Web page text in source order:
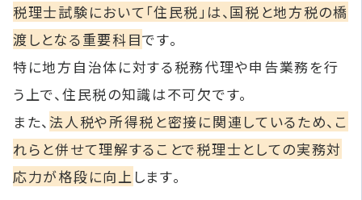
税理士試験において「住民税」は、国税と地方税の橋
渡しとなる重要科目です。
特に地方自治体に対する税務代理や申告業務を行
う上で、住民税の知識は不可欠です。
また、 法人税や所得税と密接に関連しているため、こ
れらと併せて理解することで税理士としての実務対
応力が格段に向上 します。